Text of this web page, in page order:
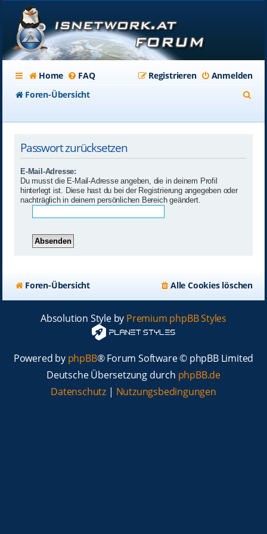
Home FAQ Anmelden
Registrieren
Foren-Übersicht
Passwort zurücksetzen
E-Mail-Adresse:
Du musst die E-Mail-Adresse angeben, die in deinem Profil
hinterlegt ist. Diese hast du bei der Registrierung angegeben oder
nachträglich in deinem persönlichen Bereich geändert.
Foren-Übersicht Alle Cookies löschen
Absolution Style by Premium phpBB Styles
Powered by phpBB® Forum Software © phpBB Limited
Deutsche Übersetzung durch phpBB.de
Datenschutz | Nutzungsbedingungen